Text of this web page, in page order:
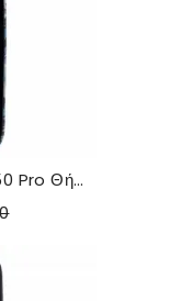
θηκη κινητου Huawei P50 Pro Θήκη Flip Φύλλα